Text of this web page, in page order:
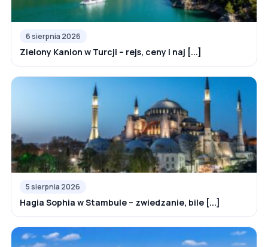
6 sierpnia 2026
Zielony Kanion w Turcji – rejs, ceny i naj [...]
5 sierpnia 2026
Hagia Sophia w Stambule – zwiedzanie, bile [...]